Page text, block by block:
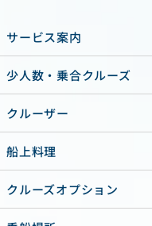
サービス案内
少人数・乗合クルーズ
クルーザー
船上料理
クルーズオプション